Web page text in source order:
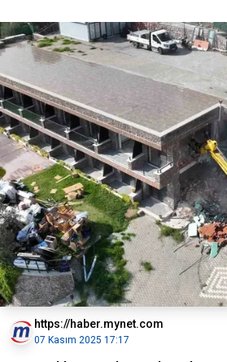
https://haber.mynet.com
07 Kasım 2025 17:17